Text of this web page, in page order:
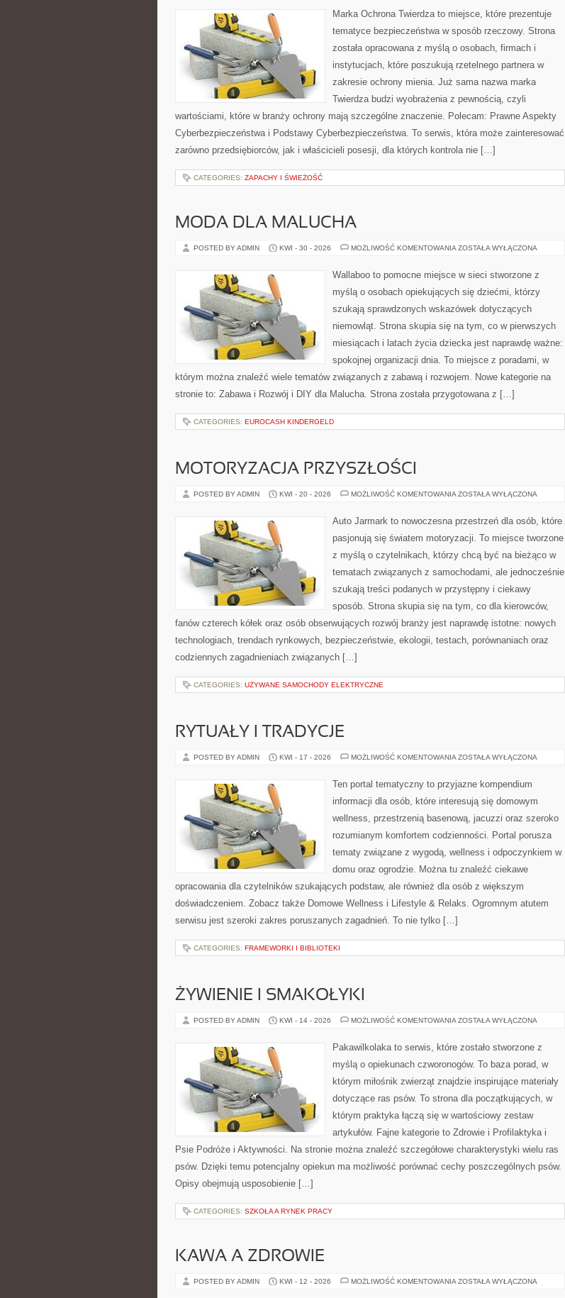
Marka Ochrona Twierdza to miejsce, które prezentuje
tematyce bezpieczeństwa w sposób rzeczowy. Strona
została opracowana z myślą o osobach, firmach i
instytucjach, które poszukują rzetelnego partnera w
zakresie ochrony mienia. Już sama nazwa marka
Twierdza budzi wyobrażenia z pewnością, czyli
wartościami, które w branży ochrony mają szczególne znaczenie. Polecam: Prawne Aspekty
Cyberbezpieczeństwa i Podstawy Cyberbezpieczeństwa. To serwis, która może zainteresować
zarówno przedsiębiorców, jak i właścicieli posesji, dla których kontrola nie […]
CATEGORIES: ZAPACHY I ŚWIEŻOŚĆ
MODA DLA MALUCHA
POSTED BY ADMIN KWI - 30 - 2026 MOŻLIWOŚĆ KOMENTOWANIA MODA
ZOSTAŁA WYŁĄCZONA
Wallaboo to pomocne miejsce w sieci stworzone z
myślą o osobach opiekujących się dziećmi, którzy
szukają sprawdzonych wskazówek dotyczących
niemowląt. Strona skupia się na tym, co w pierwszych
miesiącach i latach życia dziecka jest naprawdę ważne:
spokojnej organizacji dnia. To miejsce z poradami, w
którym można znaleźć wiele tematów związanych z zabawą i rozwojem. Nowe kategorie na
stronie to: Zabawa i Rozwój i DIY dla Malucha. Strona została przygotowana z […]
CATEGORIES: EUROCASH KINDERGELD
MOTORYZACJA PRZYSZŁOŚCI
POSTED BY ADMIN KWI - 20 - 2026 MOŻLIWOŚĆ KOMENTOWANIA MOTORYZACJA
ZOSTAŁA WYŁĄCZONA
Auto Jarmark to nowoczesna przestrzeń dla osób, które
pasjonują się światem motoryzacji. To miejsce tworzone
z myślą o czytelnikach, którzy chcą być na bieżąco w
tematach związanych z samochodami, ale jednocześnie
szukają treści podanych w przystępny i ciekawy
sposób. Strona skupia się na tym, co dla kierowców,
fanów czterech kółek oraz osób obserwujących rozwój branży jest naprawdę istotne: nowych
technologiach, trendach rynkowych, bezpieczeństwie, ekologii, testach, porównaniach oraz
codziennych zagadnieniach związanych […]
CATEGORIES: UŻYWANE SAMOCHODY ELEKTRYCZNE
RYTUAŁY I TRADYCJE
POSTED BY ADMIN KWI - 17 - 2026 MOŻLIWOŚĆ KOMENTOWANIA RYTUAŁY
ZOSTAŁA WYŁĄCZONA
Ten portal tematyczny to przyjazne kompendium
informacji dla osób, które interesują się domowym
wellness, przestrzenią basenową, jacuzzi oraz szeroko
rozumianym komfortem codzienności. Portal porusza
tematy związane z wygodą, wellness i odpoczynkiem w
domu oraz ogrodzie. Można tu znaleźć ciekawe
opracowania dla czytelników szukających podstaw, ale również dla osób z większym
doświadczeniem. Zobacz także Domowe Wellness i Lifestyle & Relaks. Ogromnym atutem
serwisu jest szeroki zakres poruszanych zagadnień. To nie tylko […]
CATEGORIES: FRAMEWORKI I BIBLIOTEKI
ŻYWIENIE I SMAKOŁYKI
POSTED BY ADMIN KWI - 14 - 2026 MOŻLIWOŚĆ KOMENTOWANIA ŻYWIENIE
ZOSTAŁA WYŁĄCZONA
Pakawilkolaka to serwis, które zostało stworzone z
myślą o opiekunach czworonogów. To baza porad, w
którym miłośnik zwierząt znajdzie inspirujące materiały
dotyczące ras psów. To strona dla początkujących, w
którym praktyka łączą się w wartościowy zestaw
artykułów. Fajne kategorie to Zdrowie i Profilaktyka i
Psie Podróże i Aktywności. Na stronie można znaleźć szczegółowe charakterystyki wielu ras
psów. Dzięki temu potencjalny opiekun ma możliwość porównać cechy poszczególnych psów.
Opisy obejmują usposobienie […]
CATEGORIES: SZKOŁA A RYNEK PRACY
KAWA A ZDROWIE
POSTED BY ADMIN KWI - 12 - 2026 MOŻLIWOŚĆ KOMENTOWANIA KAWA
ZOSTAŁA WYŁĄCZONA